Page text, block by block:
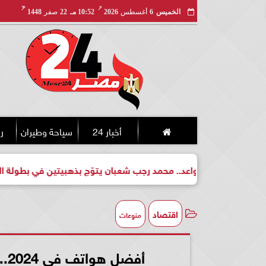
الخميس 6 أغسطس 2026
مـ
10:52 مـ 22 صفر 1448
هـ
أخبار 24 سياحة وطيران
لبطل واعد.. محمد رجب شعبان يتوّج بذهبيتين في بطولة الجمهورية
اقتصاد منوعات
أفضل هواتف في 2024.. تقنيات وخدمات عالية تستخدم لأول مرة